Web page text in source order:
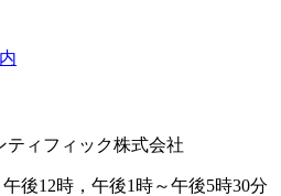
ティフィック株式会社
後12時，午後1時～午後5時30分